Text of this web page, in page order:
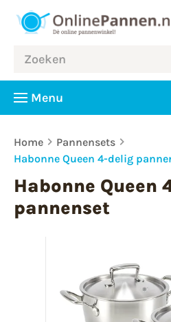
Menu
Home
Pannensets
Habonne Queen 4-delig
Habonne Queen
pannenset